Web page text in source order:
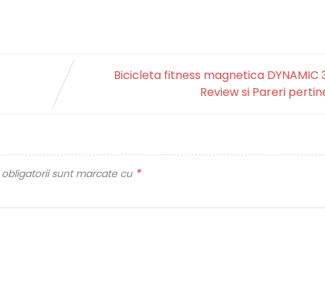
Bicicleta fitness magnetica DYNAMIC
Review si Pareri
sunt marcate cu *